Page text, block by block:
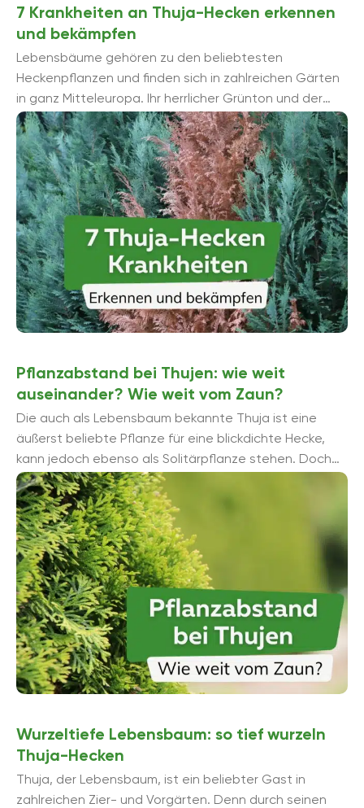
7 Krankheiten an Thuja-Hecken erkennen
und bekämpfen
Lebensbäume gehören zu den beliebtesten
Heckenpflanzen und finden sich in zahlreichen Gärten
in ganz Mitteleuropa. Ihr herrlicher Grünton und der
dichte Wuchs sind der Grund fü...
Pflanzabstand bei Thujen: wie weit
auseinander? Wie weit vom Zaun?
Die auch als Lebensbaum bekannte Thuja ist eine
äußerst beliebte Pflanze für eine blickdichte Hecke,
kann jedoch ebenso als Solitärpflanze stehen. Doch
sowohl bei der Hecke als ...
Wurzeltiefe Lebensbaum: so tief wurzeln
Thuja-Hecken
Thuja, der Lebensbaum, ist ein beliebter Gast in
zahlreichen Zier- und Vorgärten. Denn durch seinen